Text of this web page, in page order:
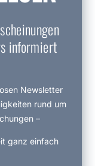
informiert
Newsletter
rund um
–
ganz einfach